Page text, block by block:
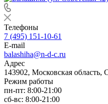
Телефоны
7 (495) 151-10-61
E-mail
balashiha@n-d-c.ru
Адрес
143902, Московская область,
Режим работы
пн-пт: 8:00-21:00
сб-вс: 8:00-21:00